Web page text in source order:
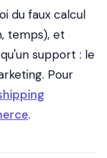
du faux calcul
temps), et
support : le
Pour
.